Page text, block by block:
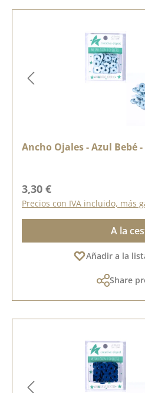
Ancho Ojales - Azul Bebé
Precio normal:
3,30 €
Precios con IVA incluido, más
A la
Añadir a la
Share